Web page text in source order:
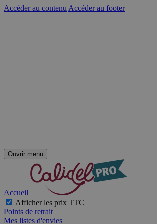
Accéder au contenu Accéder au footer
Ouvrir menu
Accueil
Afficher les prix TTC
Points de retrait
Mes listes d'envies